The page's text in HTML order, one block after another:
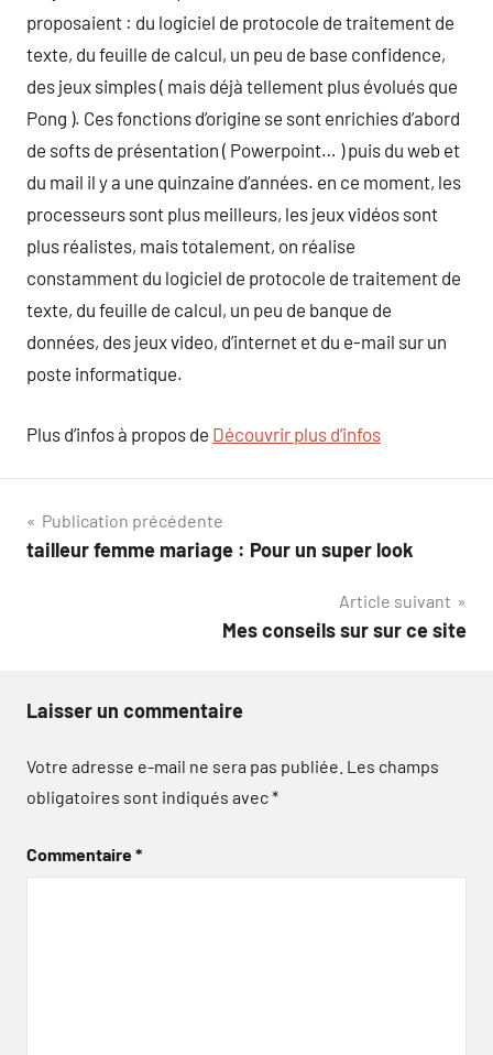
proposaient : du logiciel de protocole de traitement de
texte, du feuille de calcul, un peu de base confidence,
des jeux simples ( mais déjà tellement plus évolués que
Pong ). Ces fonctions d’origine se sont enrichies d’abord
de softs de présentation ( Powerpoint… ) puis du web et
du mail il y a une quinzaine d’années. en ce moment, les
processeurs sont plus meilleurs, les jeux vidéos sont
plus réalistes, mais totalement, on réalise
constamment du logiciel de protocole de traitement de
texte, du feuille de calcul, un peu de banque de
données, des jeux video, d’internet et du e-mail sur un
poste informatique.
Plus d’infos à propos de Découvrir plus d’infos
Navigation
de
Publication précédente
tailleur femme mariage : Pour un super look
Article suivant
Mes conseils sur sur ce site
Laisser un commentaire
Votre adresse e-mail ne sera pas publiée. Les champs
obligatoires sont indiqués avec*
Commentaire*